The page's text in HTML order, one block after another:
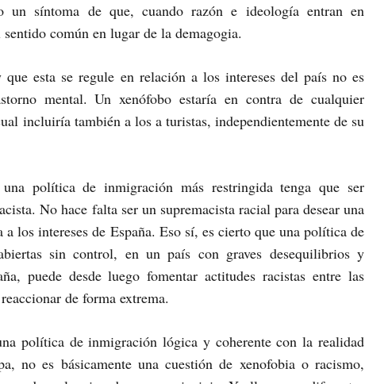
síntoma de que, cuando razón e ideología entran en
común en lugar de la demagogia.
esta se regule en relación a los intereses del país no es
mental. Un xenófobo estaría en contra de cualquier
incluiría también a los a turistas, independientemente de su
política de inmigración más restringida tenga que ser
No hace falta ser un supremacista racial para desear una
los intereses de España. Eso sí, es cierto que una política de
sin control, en un país con graves desequilibrios y
puede desde luego fomentar actitudes racistas entre las
de forma extrema.
política de inmigración lógica y coherente con la realidad
no es básicamente una cuestión de xenofobia o racismo,